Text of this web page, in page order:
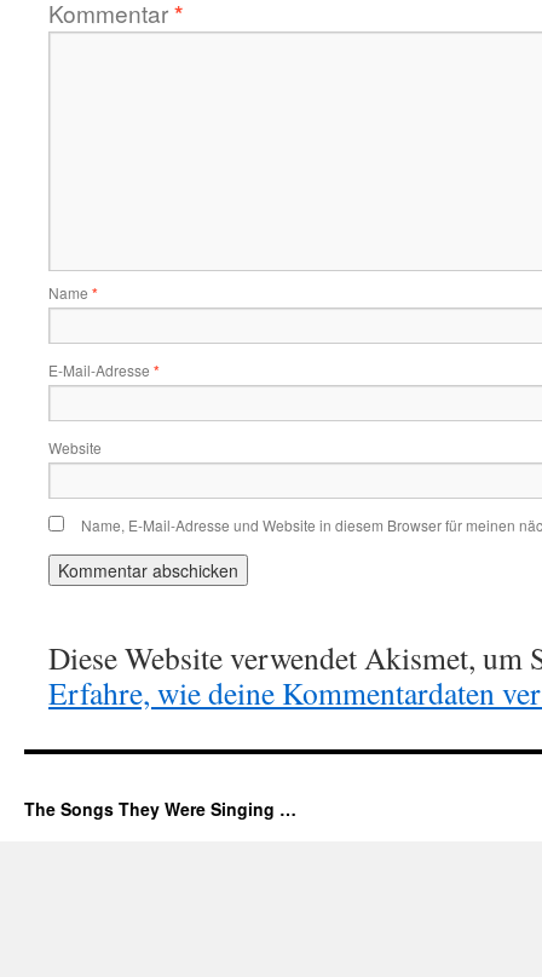
Kommentar*
Name *
E-Mail-Adresse *
Website
Name, E-Mail-Adresse und Website in diesem Browser für meinen
Diese Website verwendet Akismet, um
Erfahre, wie deine Kommentardaten
The Songs They Were Singing …